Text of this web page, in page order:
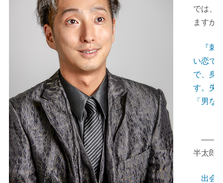
では、
ますか
『刺
い恋で
で、身
す。失
「男な
――二
半太郎
出会